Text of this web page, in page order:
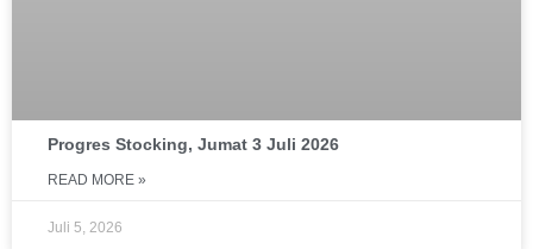
Progres Stocking, Jumat 3 Juli 2026
READ MORE »
Juli 5, 2026